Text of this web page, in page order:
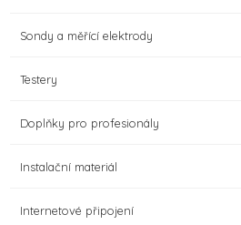
Sondy a měřící elektrody
Testery
Doplňky pro profesionály
Instalační materiál
Internetové připojení